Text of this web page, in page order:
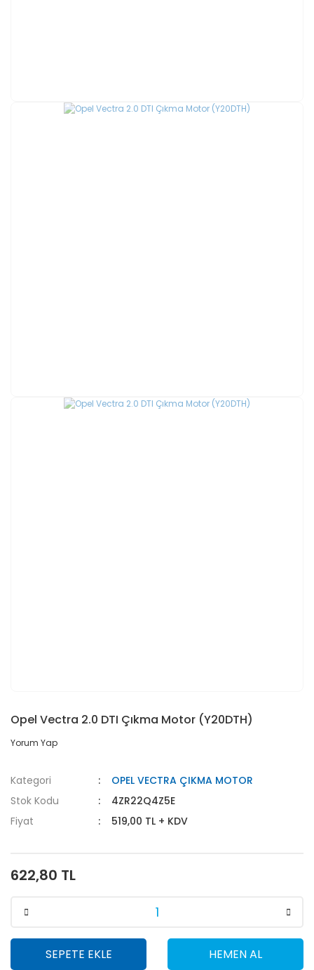
Opel Vectra 2.0 DTI Çıkma Motor (Y20DTH)
Yorum Yap
Kategori
OPEL VECTRA ÇIKMA MOTOR
Stok Kodu
4ZR22Q4Z5E
Fiyat
519,00 TL + KDV
622,80 TL
SEPETE EKLE HEMEN AL